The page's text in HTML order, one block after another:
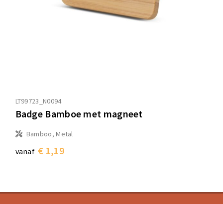
LT99723_N0094
Badge Bamboe met magneet
Bamboo, Metal
vanaf € 1,19